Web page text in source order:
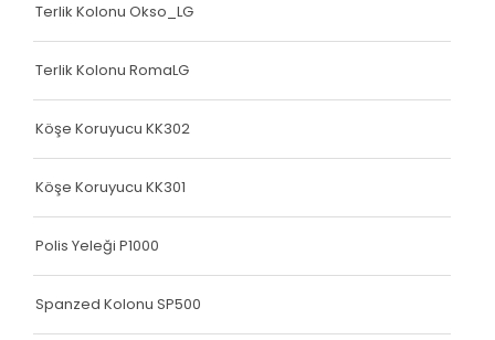
Terlik Kolonu Okso_LG
Terlik Kolonu RomaLG
Köşe Koruyucu KK302
Köşe Koruyucu KK301
Polis Yeleği P1000
Spanzed Kolonu SP500